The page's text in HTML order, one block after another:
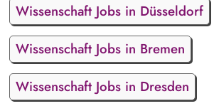
Wissenschaft Jobs in Düsseldorf
Wissenschaft Jobs in Bremen
Wissenschaft Jobs in Dresden